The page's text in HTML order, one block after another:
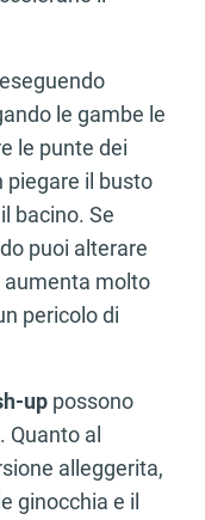
le gambe le
le punte dei
piegare il busto
bacino. Se
puoi alterare
aumenta molto
pericolo di
up possono
Quanto al
alleggerita,
ginocchia e il